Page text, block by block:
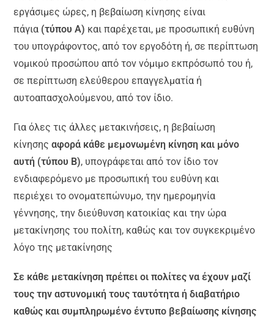
εργάσιμες ώρες, η βεβαίωση κίνησης είναι
πάγια (τύπου A) και παρέχεται, με προσωπική ευθύνη
του υπογράφοντος, από τον εργοδότη ή, σε περίπτωση
νομικού προσώπου από τον νόμιμο εκπρόσωπό του ή,
σε περίπτωση ελεύθερου επαγγελματία ή
αυτοαπασχολούμενου, από τον ίδιο.
Για όλες τις άλλες μετακινήσεις, η βεβαίωση
κίνησηςαφορά κάθε μεμονωμένη κίνηση και μόνο
αυτή (τύπου Β), υπογράφεται από τον ίδιο τον
ενδιαφερόμενο με προσωπική του ευθύνη και
περιέχει το ονοματεπώνυμο, την ημερομηνία
γέννησης, την διεύθυνση κατοικίας και την ώρα
μετακίνησης του πολίτη, καθώς και τον συγκεκριμένο
λόγο της μετακίνησης
Σε κάθε μετακίνηση πρέπει οι πολίτες να έχουν μαζί
τους την αστυνομική τους ταυτότητα ή διαβατήριο
καθώς και συμπληρωμένο έντυπο βεβαίωσης κίνησης